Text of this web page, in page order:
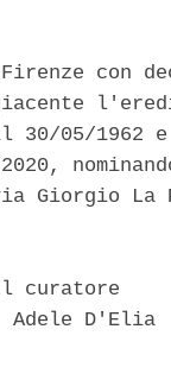
con
05/1962
Giorgio La
curatore
Adele D'Elia